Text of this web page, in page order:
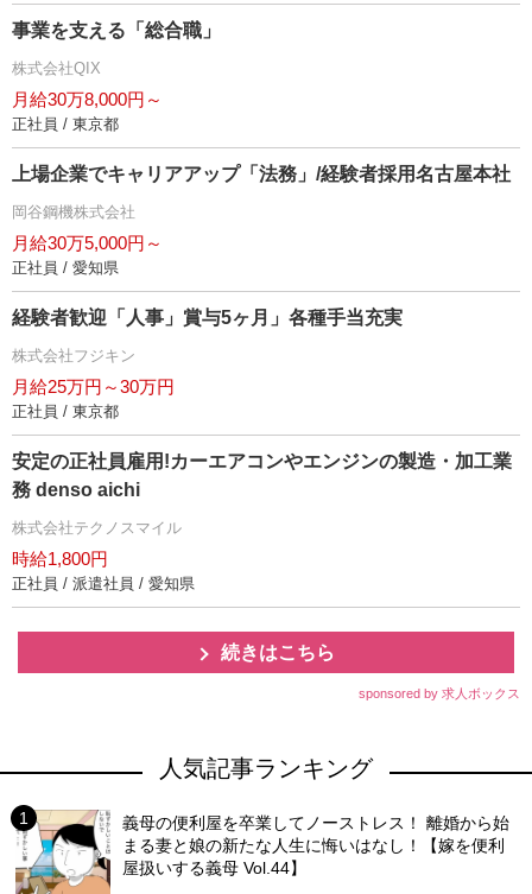
事業を支える「総合職」
株式会社QIX
月給30万8,000円～
正社員 / 東京都
上場企業でキャリアアップ「法務」/経験者採用名古屋本社
岡谷鋼機株式会社
月給30万5,000円～
正社員 / 愛知県
経験者歓迎「人事」賞与5ヶ月」各種手当充実
株式会社フジキン
月給25万円～30万円
正社員 / 東京都
安定の正社員雇用!カーエアコンやエンジンの製造・加工業
務 denso aichi
株式会社テクノスマイル
時給1,800円
正社員 / 派遣社員 / 愛知県
続きはこちら
sponsored by 求人ボックス
人気記事ランキング
義母の便利屋を卒業してノーストレス！ 離婚から始
まる妻と娘の新たな人生に悔いはなし！【嫁を便利
屋扱いする義母 Vol.44】